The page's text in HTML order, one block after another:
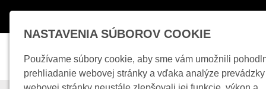
NASTAVENIA SÚBOROV COOKIE
Používame súbory cookie, aby sme vám umožnili
prehliadanie webovej stránky a vďaka analýze prevádzky